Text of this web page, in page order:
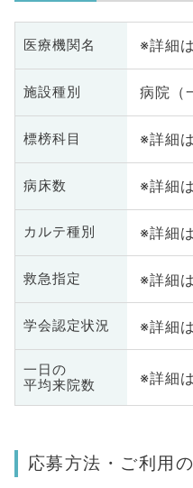
医療機関名 ※詳細
施設種別 病院（
標榜科目 ※詳細
病床数 ※詳細
カルテ種別 ※詳細
救急指定 ※詳細
学会認定状況 ※詳細
一日の
平均来院数
※詳細
応募方法・ご利用